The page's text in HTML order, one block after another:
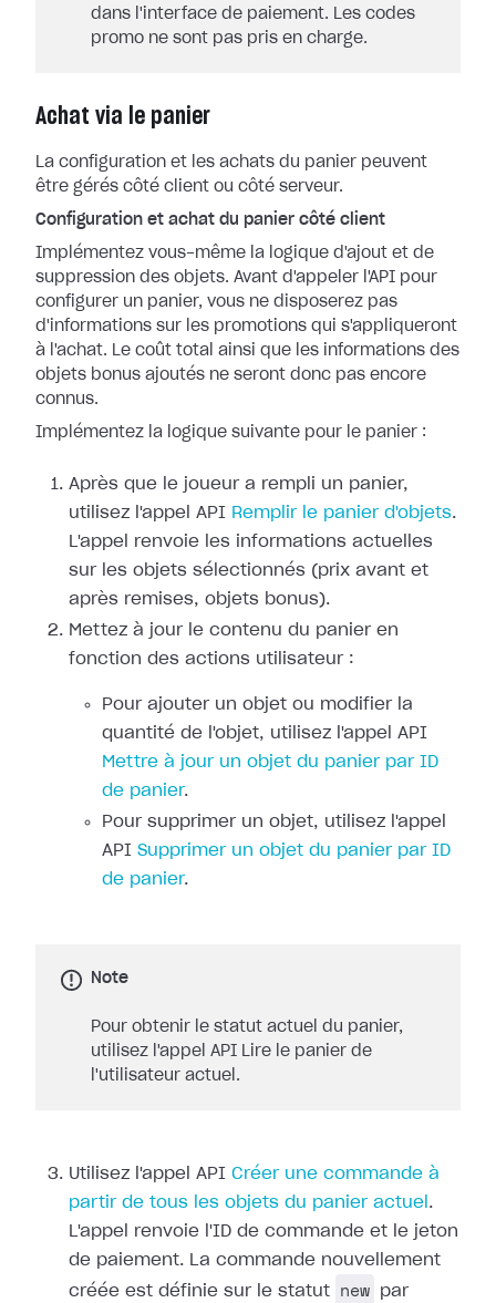
dans l'interface de paiement. Les codes
promo ne sont pas pris en charge.
Achat via le panier
La configuration et les achats du panier peuvent
être gérés côté client ou côté serveur.
Configuration et achat du panier côté client
Implémentez vous-même la logique d'ajout et de
suppression des objets. Avant d'appeler l'API pour
configurer un panier, vous ne disposerez pas
d'informations sur les promotions qui s'appliqueront
à l'achat. Le coût total ainsi que les informations des
objets bonus ajoutés ne seront donc pas encore
connus.
Implémentez la logique suivante pour le panier :
Après que le joueur a rempli un panier,
utilisez l'appel API Remplir le panier d'objets.
L'appel renvoie les informations actuelles
sur les objets sélectionnés (prix avant et
après remises, objets bonus).
Mettez à jour le contenu du panier en
fonction des actions utilisateur :
Pour ajouter un objet ou modifier la
quantité de l'objet, utilisez l'appel API
Mettre à jour un objet du panier par ID
de panier.
Pour supprimer un objet, utilisez l'appel
API Supprimer un objet du panier par ID
de panier.
Note
Pour obtenir le statut actuel du panier,
utilisez l'appel API Lire le panier de
l'utilisateur actuel.
Utilisez l'appel API Créer une commande à
partir de tous les objets du panier actuel .
L'appel renvoie l'ID de commande et le jeton
de paiement. La commande nouvellement
créée est définie sur le statut
new
par